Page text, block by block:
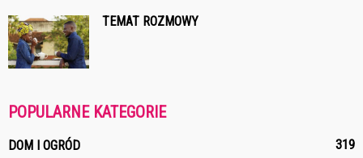
TEMAT ROZMOWY
POPULARNE KATEGORIE
DOM I OGRÓD
319